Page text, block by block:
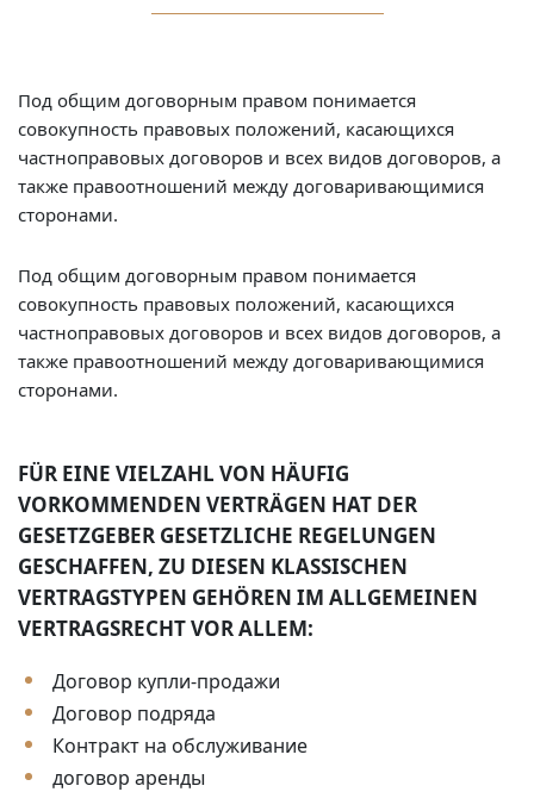
Под общим договорным правом понимается
совокупность правовых положений, касающихся
частноправовых договоров и всех видов договоров, а
также правоотношений между договаривающимися
сторонами.
Под общим договорным правом понимается
совокупность правовых положений, касающихся
частноправовых договоров и всех видов договоров, а
также правоотношений между договаривающимися
сторонами.
FÜR EINE VIELZAHL VON HÄUFIG
VORKOMMENDEN VERTRÄGEN HAT DER
GESETZGEBER GESETZLICHE REGELUNGEN
GESCHAFFEN, ZU DIESEN KLASSISCHEN
VERTRAGSTYPEN GEHÖREN IM ALLGEMEINEN
VERTRAGSRECHT VOR ALLEM:
Договор купли-продажи
Договор подряда
Контракт на обслуживание
договор аренды